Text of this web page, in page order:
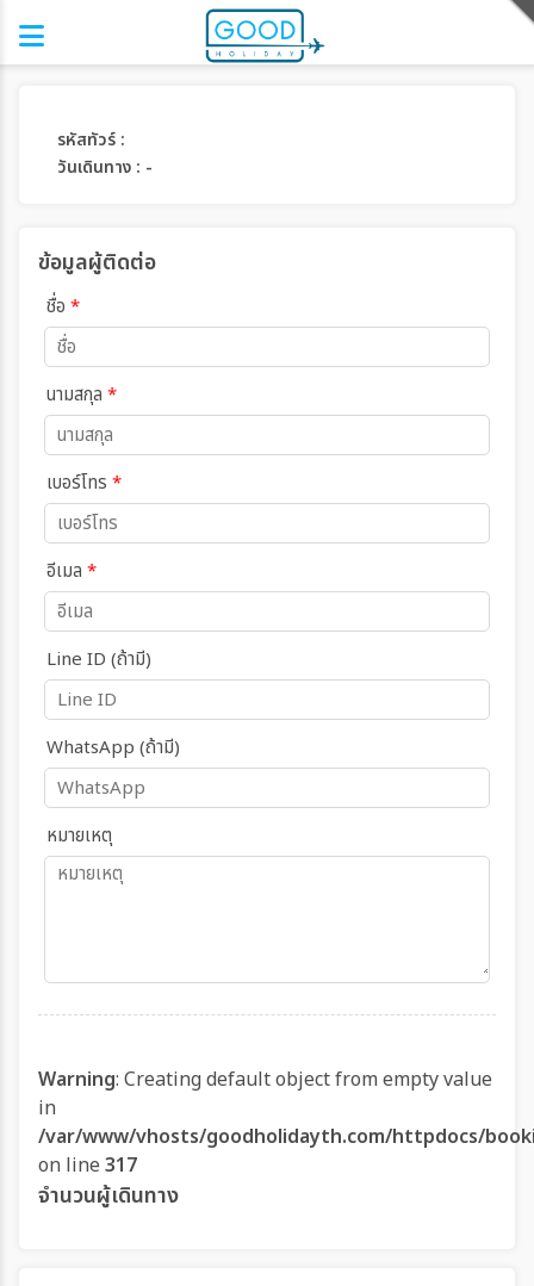
รหัสทัวร์ :
วันเดินทาง : -
ข้อมูลผู้ติดต่อ
ชื่อ *
นามสกุล *
เบอร์โทร *
อีเมล *
Line ID (ถ้ามี)
WhatsApp (ถ้ามี)
หมายเหตุ
Warning: Creating default object from empty value
in
/var/www/vhosts/goodholidayth.com/httpdocs/
on line 317
จำนวนผู้เดินทาง